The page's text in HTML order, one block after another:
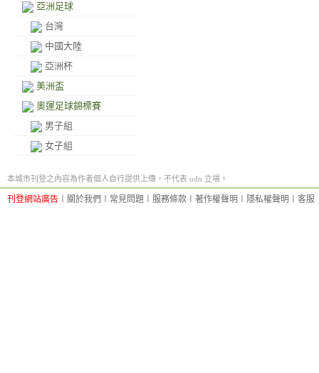
亞洲足球
台灣
中國大陸
亞洲杯
美洲盃
奧運足球錦標賽
男子組
女子組
本城市刊登之內容為作者個人自行提供上傳，不代表 udn 立場。
刊登網站廣告 關於我們 常見問題 服務條款 著作權聲明 隱私權聲明 客服